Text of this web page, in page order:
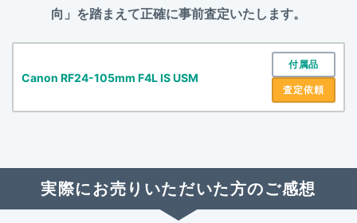
向」を踏まえて正確に事前査定いたします。
Canon RF24-105mm F4L IS USM
付属品
査定依頼
実際にお売りいただいた方のご感想